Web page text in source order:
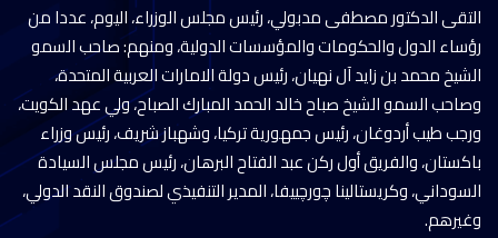
التقى الدكتور مصطفى مدبولي، رئيس مجلس الوزراء، اليوم، عددا من
رؤساء الدول والحكومات والمؤسسات الدولية، ومنهم: صاحب السمو
الشيخ محمد بن زايد آل نهيان، رئيس دولة الامارات العربية المتحدة،
وصاحب السمو الشيخ صباح خالد الحمد المبارك الصباح، ولي عهد الكويت،
ورجب طيب أردوغان، رئيس جمهورية تركيا، وشهباز شريف، رئيس وزراء
باكستان، والفريق أول ركن عبد الفتاح البرهان، رئيس مجلس السيادة
السوداني، وكريستالينا چورچييفا، المدير التنفيذي لصندوق النقد الدولي،
وغيرهم.